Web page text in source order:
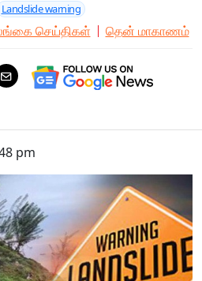
Landslide warning
செய்திகள் தென் மாகாணம்
pm